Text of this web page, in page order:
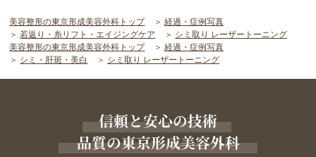
美容整形の東京形成美容外科トップ
経過・症例写真
若返り・糸リフト・エイジングケア
シミ取り レーザートーニング
美容整形の東京形成美容外科トップ
経過・症例写真
シミ・肝斑・美白
シミ取り レーザートーニング
信頼と安心の技術
品質の東京形成美容外科